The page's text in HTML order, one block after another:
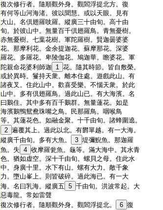
復次修行者。隨順觀外身。觀閻浮提北方。復
有何等山河海渚。彼以聞慧。或以天眼。見有
大山。名倶翅羅吱羅。縱廣三十由旬。高十由
旬。於彼山中。無量百千倶翅羅鳥。青無憂樹。
赤無憂樹。七葉花樹。軍陀羅樹。賢迦曇婆婆
花。那摩利花。金余提迦花。蘇摩那花。深婆
羅花。多羅花。卑陵伽花。鳩迦華。瞻婆花。軍
陀親命花婆利師迦
1 花。隨其時節。皆自敷榮。
或於異時。鬘持天衆。離本住處。遊戲此山。有
諸夜叉。住此山中。歡喜受樂。不惱天衆。於此
山中。多有倶翅羅鳥。過此山已。有大海濱。名
曰鵝住。其中多有百千鵝群。無量蓮花。如是
海濱鵝鴨鴛鴦珠嘴之鳥。民那羅鳥。咽喉鳥
等。其蓮花色。如融金聚。十千由旬。諸蜂圍遶。
2 遍覆其上。過此以北。有欝單越。有一大海。
縱廣千由旬。多有大魚。
3 堤彌鯢魚。那迦羅
魚。失 4 收摩羅瓮魚。龜等。滿大海中。其水青
色。猶如虚空。深十千由旬。螺貝之母。住此水
中。身廣十里。水下有山。螺有大力。敵千象
力。墮山峯上。則皆破碎。過此海已。有一大
海。名曰乳海。縱廣五 5 千由旬。洪波常起。大
惡毒龍。常如雷聲
復次修行者。隨順觀外身。觀閻浮提北。
6 復